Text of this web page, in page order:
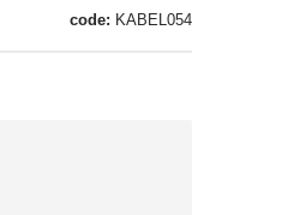
code: KABEL054